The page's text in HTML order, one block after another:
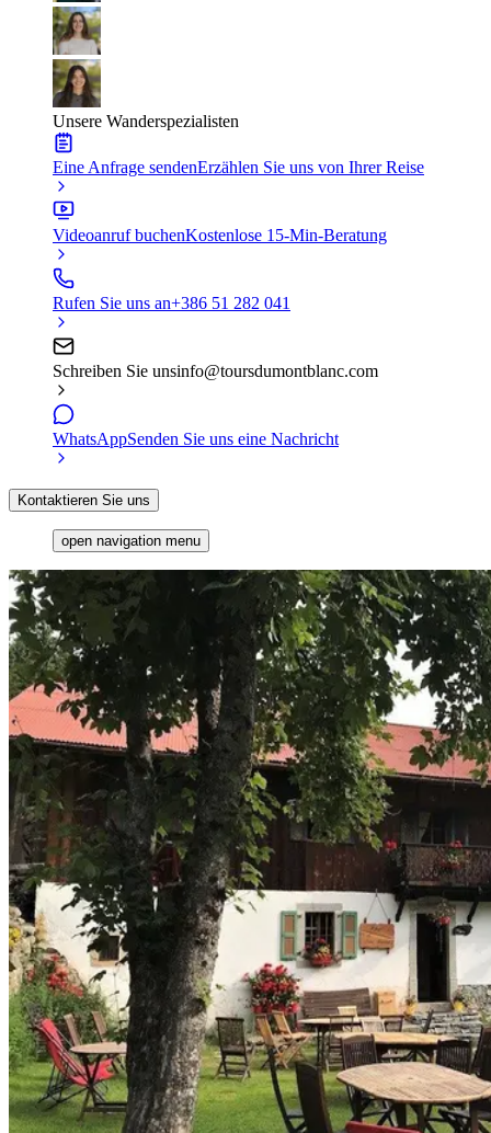
Unsere Wanderspezialisten
Eine Anfrage sendenErzählen Sie uns von Ihrer Reise
Videoanruf buchenKostenlose 15-Min-Beratung
Rufen Sie uns an+386 51 282 041
Schreiben Sie unsinfo@toursdumontblanc.com
WhatsAppSenden Sie uns eine Nachricht
Kontaktieren Sie uns
open navigation menu